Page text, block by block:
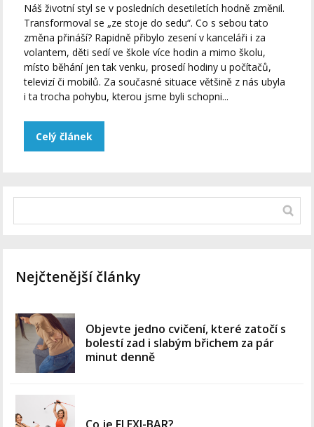
Náš životní styl se v posledních desetiletích hodně změnil.
Transformoval se „ze stoje do sedu“. Co s sebou tato
změna přináší? Rapidně přibylo zesení v kanceláři i za
volantem, děti sedí ve škole více hodin a mimo školu,
místo běhání jen tak venku, prosedí hodiny u počítačů,
televizí či mobilů. Za současné situace většině z nás ubyla
i ta trocha pohybu, kterou jsme byli schopni...
Celý článek
Nejčtenější články
Objevte jedno cvičení, které zatočí s
bolestí zad i slabým břichem za pár
minut denně